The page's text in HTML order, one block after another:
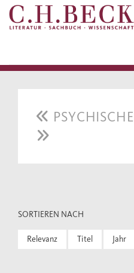
SORTIEREN NACH
Relevanz Titel Jahr